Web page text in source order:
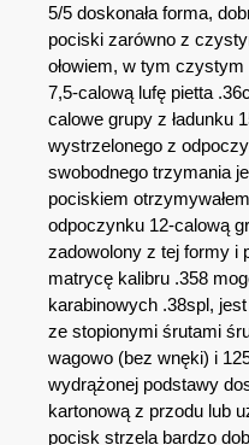
5/5 doskonała forma,
pociski zarówno z
ołowiem, w tym
7,5-calową lufę pietta
calowe grupy z ładunku
wystrzelonego z
swobodnego trzymania
pociskiem
odpoczynku 12-calową
zadowolony z tej formy i
matrycę kalibru .358
karabinowych .38spl,
ze stopionymi śrutami
wagowo (bez wnęki) i
wydrążonej podstawy
kartonową z przodu lub
pocisk strzela bardzo